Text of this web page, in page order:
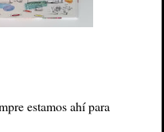
estamos ahí para